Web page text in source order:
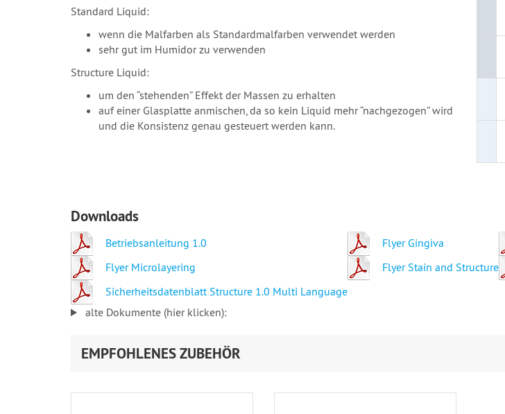
Standard Liquid:
wenn die Malfarben als Standardmalfarben verwendet werden
sehr gut im Humidor zu verwenden
Structure Liquid:
um den “stehenden” Effekt der Massen zu erhalten
auf einer Glasplatte anmischen, da so kein Liquid mehr “nachgezogen” wird
und die Konsistenz genau gesteuert werden kann.
Downloads
Betriebsanleitung 1.0 Flyer Gingiva
Flyer Microlayering
Flyer Stain and Structure
Sicherheitsdatenblatt Structure 1.0 Multi Language
alte Dokumente (hier klicken):
EMPFOHLENES ZUBEHÖR